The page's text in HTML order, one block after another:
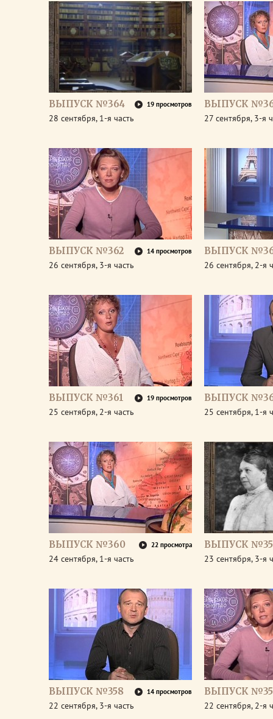
ВЫПУСК №364 19 просмотров
28 сентября, 1-я часть
ВЫПУСК
27 сентября, 3-я
ВЫПУСК №362 14 просмотров
26 сентября, 3-я часть
ВЫПУСК
26 сентября, 2-я
ВЫПУСК №361 19 просмотров
25 сентября, 2-я часть
ВЫПУСК
25 сентября, 1-я
ВЫПУСК №360 22 просмотра
24 сентября, 1-я часть
ВЫПУСК
23 сентября, 3-я
ВЫПУСК №358 14 просмотров
22 сентября, 3-я часть
ВЫПУСК
22 сентября, 2-я